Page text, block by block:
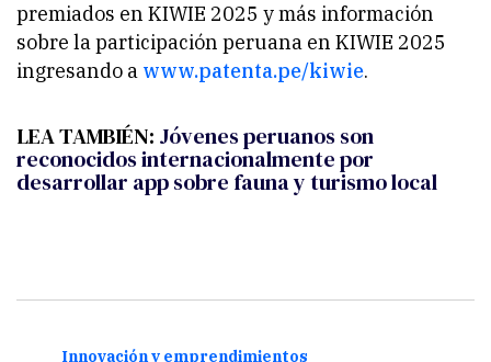
premiados en KIWIE 2025 y más información
sobre la participación peruana en KIWIE 2025
ingresando a www.patenta.pe/kiwie.
LEA TAMBIÉN: Jóvenes peruanos son
reconocidos internacionalmente por
desarrollar app sobre fauna y turismo local
Innovación y emprendimientos